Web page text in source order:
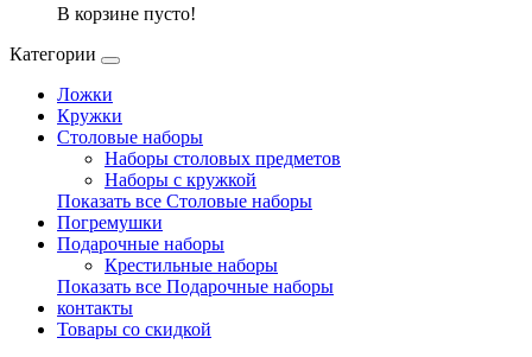
В корзине пусто!
Категории
Ложки
Кружки
Столовые наборы
Наборы столовых предметов
Наборы с кружкой
Показать все Столовые наборы
Погремушки
Подарочные наборы
Крестильные наборы
Показать все Подарочные наборы
контакты
Товары со скидкой